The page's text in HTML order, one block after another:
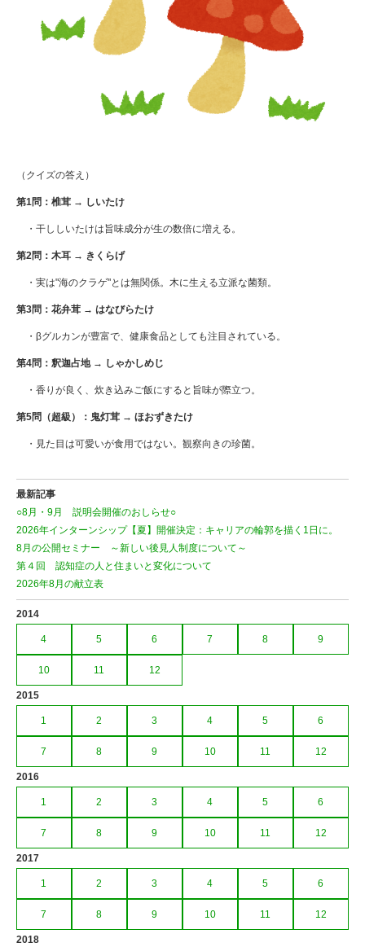
（クイズの答え）
第1問：椎茸 → しいたけ
・干ししいたけは旨味成分が生の数倍に増える。
第2問：木耳 → きくらげ
・実は"海のクラゲ"とは無関係。木に生える立派な菌類。
第3問：花弁茸 → はなびらたけ
・βグルカンが豊富で、健康食品としても注目されている。
第4問：釈迦占地→ しゃかしめじ
・香りが良く、炊き込みご飯にすると旨味が際立つ。
第5問（超級）：鬼灯茸 → ほおずきたけ
・見た目は可愛いが食用ではない。観察向きの珍菌。
最新記事
○8月・9月 説明会開催のおしらせ○
2026年インターンシップ【夏】開催決定：キャリアの輪郭を描く1日に。
8月の公開セミナー ～新しい後見人制度について～
第４回 認知症の人と住まいと変化について
2026年8月の献立表
2014
4 5 6 7 8 9
10 11 12
2015
1 2 3 4 5 6
7 8 9 10 11 12
2016
1 2 3 4 5 6
7 8 9 10 11 12
2017
1 2 3 4 5 6
7 8 9 10 11 12
2018